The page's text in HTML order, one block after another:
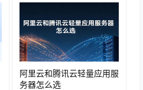
阿里云和腾讯云轻量应用服
务器怎么选